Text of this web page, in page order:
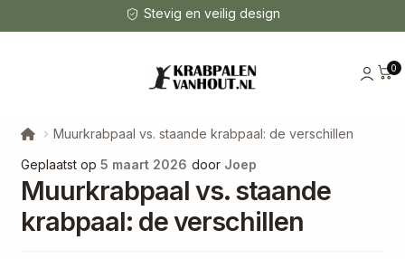
Stevig en veilig design
0
Muurkrabpaal vs. staande krabpaal: de verschillen
Geplaatst op 5 maart 2026 door Joep
Muurkrabpaal vs. staande
krabpaal: de verschillen